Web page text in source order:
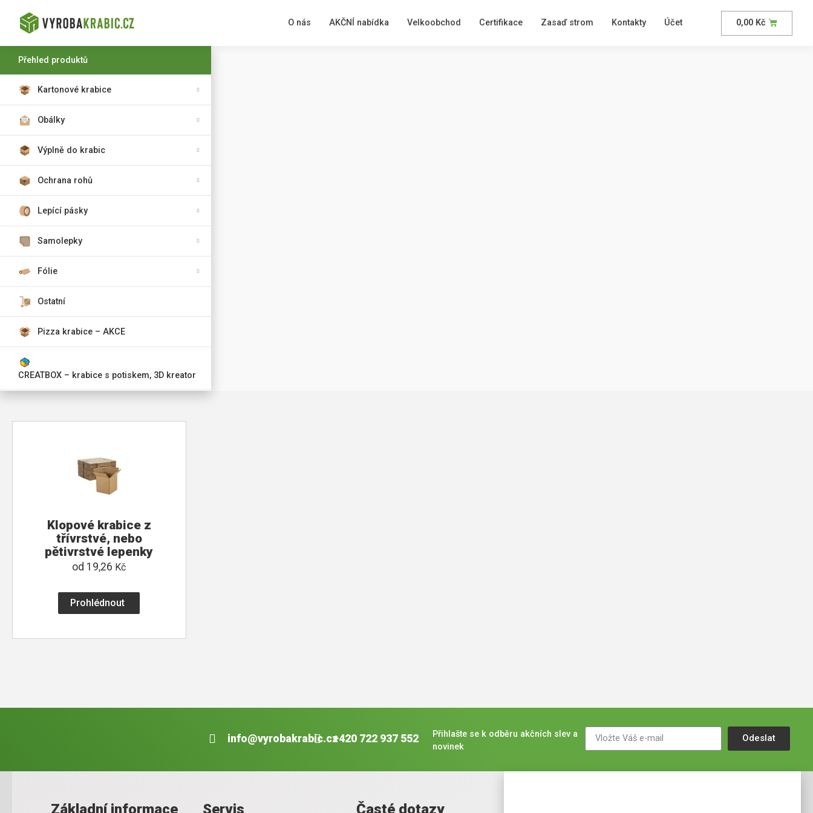
O nás AKČNÍ nabídka Velkoobchod Certifikace Zasaď strom Kontakty Účet 0,00 Kč
Přehled produktů
Kartonové krabice
Obálky
Výplně do krabic
Ochrana rohů
Lepící pásky
Samolepky
Fólie
Ostatní
Pizza krabice – AKCE
CREATBOX – krabice s potiskem, 3D kreator
Klopové krabice z
třívrstvé, nebo
pětivrstvé lepenky
od 19,26 Kč
Prohlédnout
info@vyrobakrabic.cz+420 722 937 552
Přihlašte se k odběru akčních slev a
novinek
Odeslat
Základní informace Servis Časté dotazy